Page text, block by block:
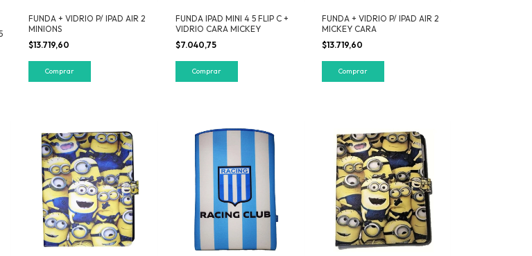
FUNDA + VIDRIO P/ IPAD AIR 2
MINIONS
$13.719,60
FUNDA IPAD MINI 4 5 FLIP C +
VIDRIO CARA MICKEY
$7.040,75
FUNDA + VIDRIO P/ IPAD AIR 2
MICKEY CARA
$13.719,60